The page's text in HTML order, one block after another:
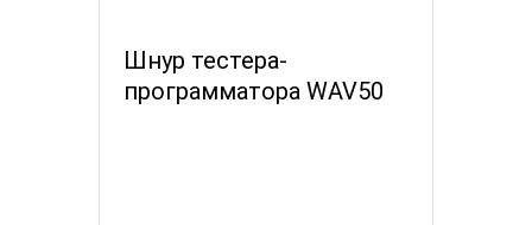
Шнур тестера-
программатора WAV50